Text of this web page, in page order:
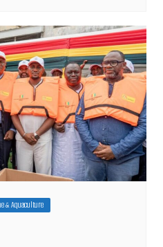
& Aquaculture